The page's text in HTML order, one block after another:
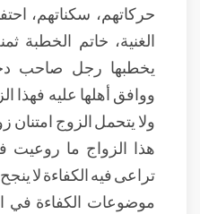
حركاتهم، سكناتهم،
الغنية، خاتم الخطبة
يخطبها رجل صاحب
ووافق أهلها عليه فهذا
ولا يتحمل الزوج امتنان
هذا الزواج ما روعيت
تراعى فيه الكفاءة لا
موضوعات الكفاءة في